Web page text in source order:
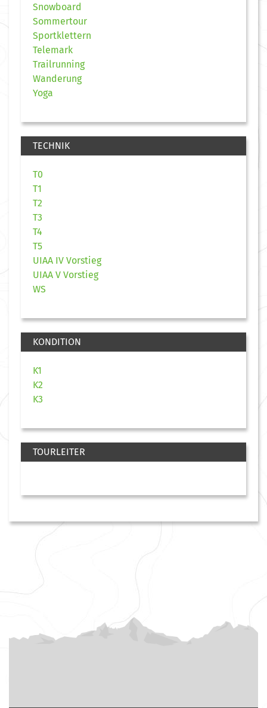
Snowboard
Sommertour
Sportklettern
Telemark
Trailrunning
Wanderung
Yoga
TECHNIK
T0
T1
T2
T3
T4
T5
UIAA IV Vorstieg
UIAA V Vorstieg
WS
KONDITION
K1
K2
K3
TOURLEITER